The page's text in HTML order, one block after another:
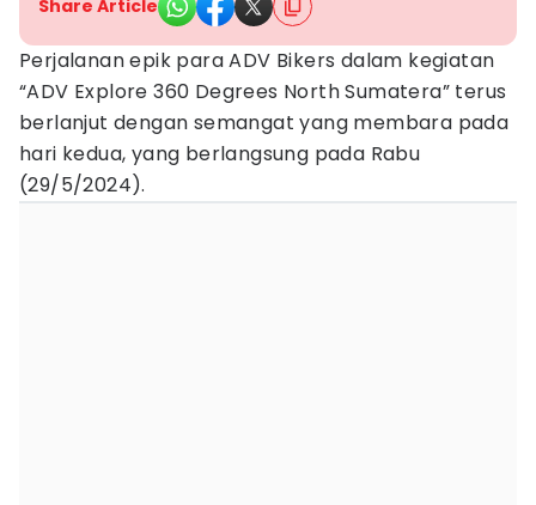
Share Article
Perjalanan epik para ADV Bikers dalam kegiatan
“ADV Explore 360 Degrees North Sumatera” terus
berlanjut dengan semangat yang membara pada
hari kedua, yang berlangsung pada Rabu
(29/5/2024).